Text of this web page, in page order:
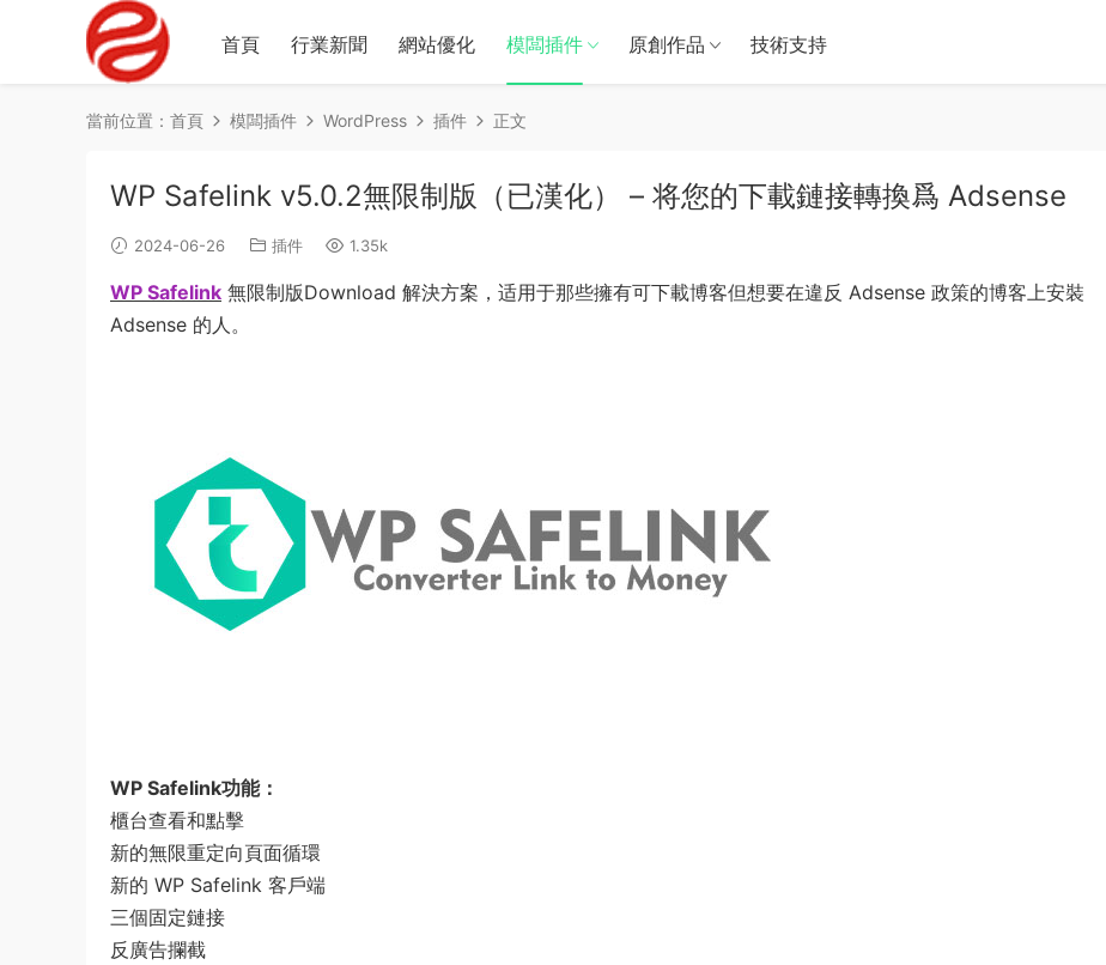
首頁 行業新聞 網站優化 模闆插件 原創作品 技術支持
當前位置： 首頁 模闆插件 WordPress 插件 正文
WP Safelink v5.0.2無限制版（已漢化） – 将您的下載鏈接轉換爲 Adsense
2024-06-26 插件 1.35k
WP Safelink 無限制版Download 解決方案，适用于那些擁有可下載博客但想要在違反 Adsense 政策的博客上安裝
Adsense 的人。
WP Safelink功能：
櫃台查看和點擊
新的無限重定向頁面循環
新的 WP Safelink 客戶端
三個固定鏈接
反廣告攔截